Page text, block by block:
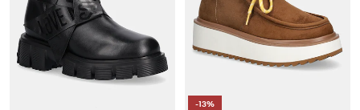
-13%